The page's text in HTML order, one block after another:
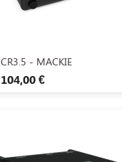
Aperçu rapide
CR3.5 - MACKIE
104,00 €